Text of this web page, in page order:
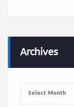
Archives